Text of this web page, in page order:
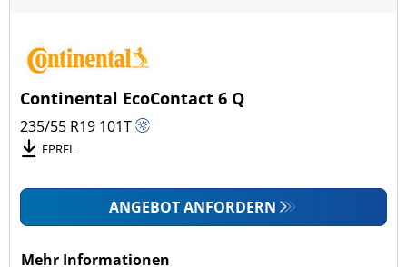
Continental EcoContact 6 Q
235/55 R19 101T
EPREL
ANGEBOT ANFORDERN
Mehr Informationen